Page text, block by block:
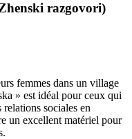
razgovori)
femmes dans un village
» est idéal pour ceux qui
sociales en
un excellent matériel pour